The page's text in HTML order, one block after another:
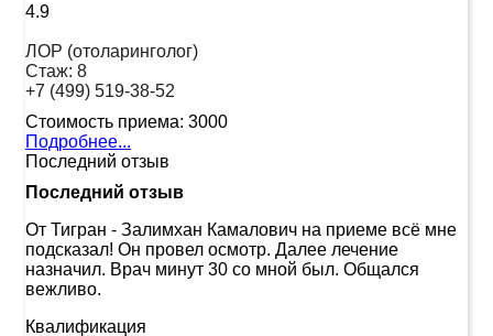
4.9
ЛОР (отоларинголог)
Стаж: 8
+7 (499) 519-38-52
Стоимость приема: 3000
Подробнее...
Последний отзыв
Последний отзыв
От Тигран - Залимхан Камалович на приеме всё мне
подсказал! Он провел осмотр. Далее лечение
назначил. Врач минут 30 со мной был. Общался
вежливо.
Квалификация